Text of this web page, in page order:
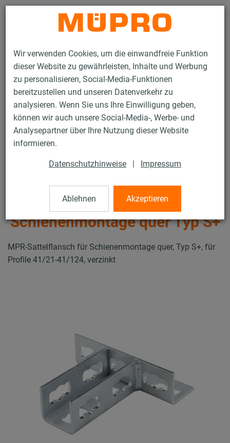
Wir verwenden Cookies, um die einwandfreie Funktion
dieser Website zu gewährleisten, Inhalte und Werbung
zu personalisieren, Social-Media-Funktionen
bereitzustellen und unseren Datenverkehr zu
analysieren. Wenn Sie uns Ihre Einwilligung geben,
können wir auch unsere Social-Media-, Werbe- und
Analysepartner über Ihre Nutzung dieser Website
informieren.
Datenschutzhinweise | Impressum
Ablehnen Akzeptieren
Kontakt
Produkte Befestigungstechnik
Lüftungsbefestigung
Installationsschienen für die Lüftungsbefestigung
MPR-Systemschienen (leichter bis mittlerer Lastbereich)
MPR-Sattelflansch für Schienenmontage quer Typ S+
28 / 64
MPR-Sattelflansch für
Schienenmontage quer Typ S+
MPR-Sattelflansch für Schienenmontage quer, Typ S+, für
Profile 41/21-41/124, verzinkt